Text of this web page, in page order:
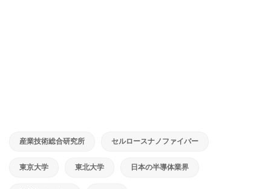
産業技術総合研究所 セルロースナノファイバー
東京大学 東北大学 日本の半導体業界